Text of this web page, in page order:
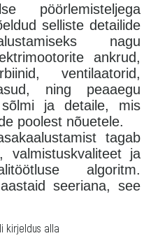
pöörlemisteljega
selliste detailide
nagu
ankrud,
ventilaatorid,
ning peaaegu
sõlmi ja detaile, mis
poolest nõuetele.
tagab
valmistuskvaliteet ja
algoritm.
seeriana, see
kirjeldus alla